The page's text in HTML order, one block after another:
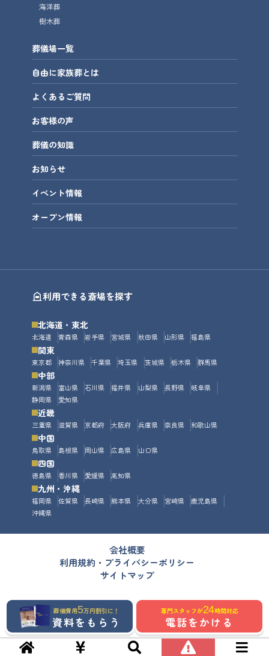
海洋葬
樹木葬
葬儀場一覧
自由に家族葬とは
よくあるご質問
お客様の声
葬儀の知識
お知らせ
イベント情報
オープン情報
利用できる斎場を探す
北海道・東北
北海道 青森県 岩手県 宮城県 秋田県 山形県 福島県
関東
東京都 神奈川県 千葉県 埼玉県 茨城県 栃木県 群馬県
中部
新潟県 富山県 石川県 福井県 山梨県 長野県
岐阜県
静岡県
愛知県
近畿
三重県 滋賀県 京都府 大阪府 兵庫県 奈良県 和歌山県
中国
鳥取県 島根県 岡山県 広島県 山口県
四国
徳島県 香川県 愛媛県 高知県
九州・沖縄
福岡県 佐賀県 長崎県 熊本県 大分県 宮崎県
鹿児島県
沖縄県
会社概要
利用規約・プライバシーポリシー
サイトマップ
葬儀費用5万円割引に！
資料をもらう
専門スタッフが24時間対応
電話をかける